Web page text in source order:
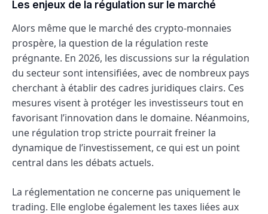
Les enjeux de la régulation sur le marché
Alors même que le marché des crypto-monnaies
prospère, la question de la régulation reste
prégnante. En 2026, les discussions sur la régulation
du secteur sont intensifiées, avec de nombreux pays
cherchant à établir des cadres juridiques clairs. Ces
mesures visent à protéger les investisseurs tout en
favorisant l’innovation dans le domaine. Néanmoins,
une régulation trop stricte pourrait freiner la
dynamique de l’investissement, ce qui est un point
central dans les débats actuels.
La réglementation ne concerne pas uniquement le
trading. Elle englobe également les taxes liées aux